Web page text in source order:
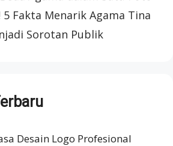
Fakta Menarik Agama Tina
Sorotan Publik
Desain Logo Profesional